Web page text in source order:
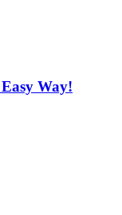
Way!